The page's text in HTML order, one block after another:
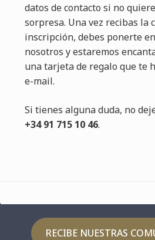
datos de contacto si no
sorpresa. Una vez recibas la
inscripción, debes ponerte
nosotros y estaremos
una tarjeta de regalo que te
e-mail.
Si tienes alguna duda, no
+34 91 715 10 46.
RECIBE NUESTRAS